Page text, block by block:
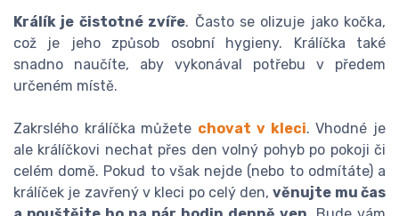
Králík je čistotné zvíře. Často se olizuje jako kočka,
což je jeho způsob osobní hygieny. Králíčka také
snadno naučíte, aby vykonával potřebu v předem
určeném místě.
Zakrslého králíčka můžete chovat v kleci. Vhodné je
ale králíčkovi nechat přes den volný pohyb po pokoji či
celém domě. Pokud to však nejde (nebo to odmítáte) a
králíček je zavřený v kleci po celý den,věnujte mu čas